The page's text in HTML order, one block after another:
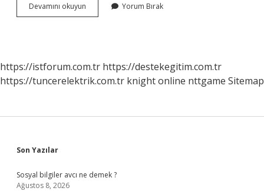
Devamını okuyun Translate
Ücretli
Yorum Bırak
https://istforum.com.tr https://destekegitim.com.tr
https://tuncerelektrik.com.tr knight online nttgame Sitemap
Sidebar
Son Yazılar
Sosyal bilgiler avcı ne demek ?
Ağustos 8, 2026